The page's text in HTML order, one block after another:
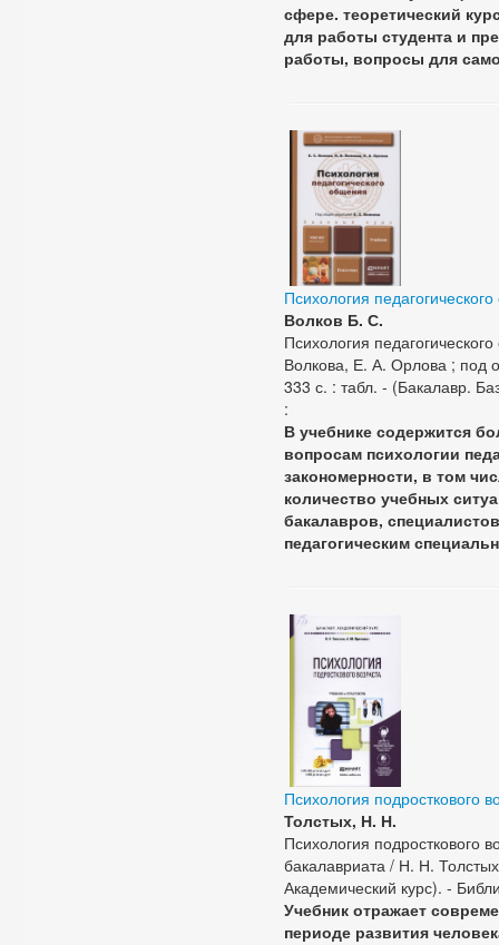
сфере. теоретический
для работы студента и
работы, вопросы для
Психология
Волков Б. С.
Психология
Волкова, Е. А. Орлова ; под
333 с. : табл. - (Бакалавр.
:
В учебнике содержится
вопросам психологии
закономерности, в том
количество учебных
бакалавров,
педагогическим
Психология подросткового
Толстых, Н. Н.
Психология подросткового
бакалавриата / Н. Н.
Академический курс). -
Учебник отражает
периоде развития